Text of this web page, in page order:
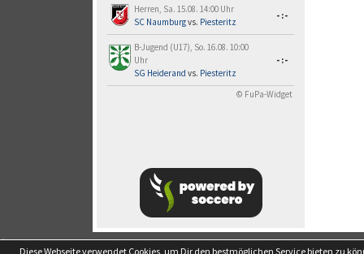
Herren, Sa. 15.08. 14:00 Uhr
SC Naumburgvs. Piesteritz
-:-
B-Jugend (U17), So. 16.08. 10:00
Uhr
SG Heiderand vs. Piesteritz
-:-
© FuPa-Widget
soccero.de
Diese Webseite verwendet Cookies, um Dir den bestmöglichen Service bieten zu